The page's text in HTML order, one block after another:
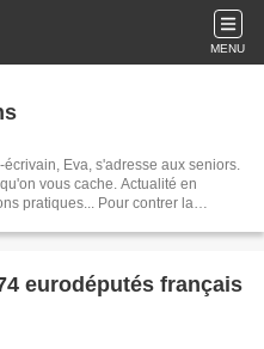
MENU
aux seniors.
vous cache. Actualité en
pratiques... Pour contrer la
eurodéputés français